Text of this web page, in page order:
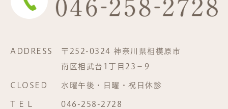
ADDRESS
〒252-0324 神奈川県相模原市
南区相武台1丁目23−9
CLOSED 水曜午後・日曜・祝日休診
T E L 046-258-2728